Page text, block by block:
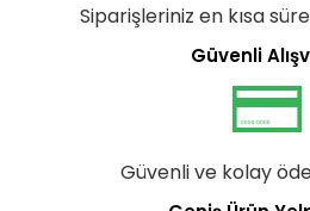
Siparişleriniz en kısa
Güvenli
Güvenli ve kolay